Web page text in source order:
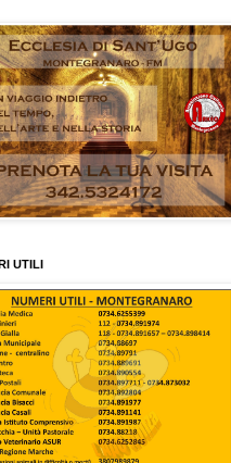
UTILI